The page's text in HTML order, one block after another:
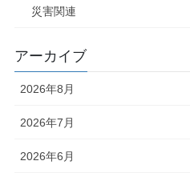
災害関連
アーカイブ
2026年8月
2026年7月
2026年6月